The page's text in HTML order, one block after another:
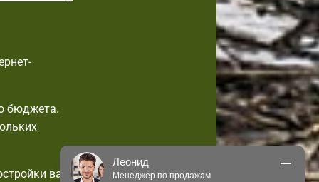
бюджета.
вас
Леонид
Менеджер по продажам